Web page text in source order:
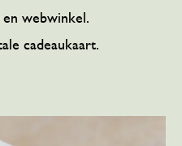
webwinkel.
cadeaukaart.